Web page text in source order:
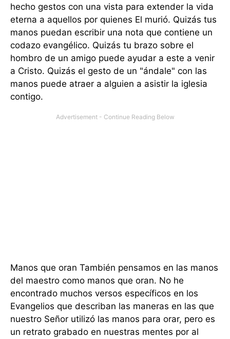
hecho gestos con una vista para extender la vida
eterna a aquellos por quienes El murió. Quizás tus
manos puedan escribir una nota que contiene un
codazo evangélico. Quizás tu brazo sobre el
hombro de un amigo puede ayudar a este a venir
a Cristo. Quizás el gesto de un "ándale" con las
manos puede atraer a alguien a asistir la iglesia
contigo.
Manos que oran También pensamos en las manos
del maestro como manos que oran. No he
encontrado muchos versos específicos en los
Evangelios que describan las maneras en las que
nuestro Señor utilizó las manos para orar, pero es
un retrato grabado en nuestras mentes por al